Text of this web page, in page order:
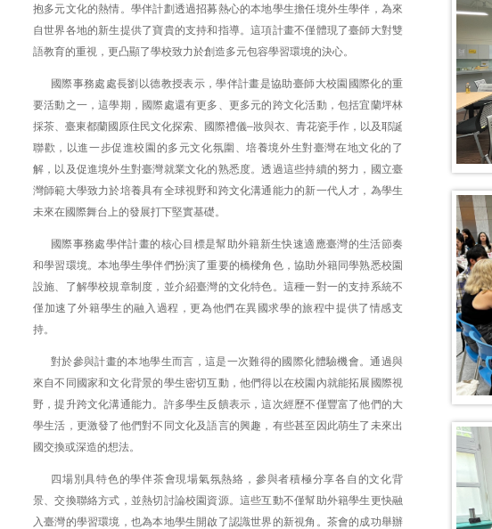
抱多元文化的熱情。學伴計劃透過招募熱心的本地學生擔任境外生學伴，為來
自世界各地的新生提供了寶貴的支持和指導。這項計畫不僅體現了臺師大對雙
語教育的重視，更凸顯了學校致力於創造多元包容學習環境的決心。
國際事務處處長劉以德教授表示，學伴計畫是協助臺師大校園國際化的重
要活動之一，這學期，國際處還有更多、更多元的跨文化活動，包括宜蘭坪林
採茶、臺東都蘭國原住民文化探索、國際禮儀–妝與衣、青花瓷手作，以及耶誕
聯歡，以進一步促進校園的多元文化氛圍、培養境外生對臺灣在地文化的了
解，以及促進境外生對臺灣就業文化的熟悉度。透過這些持續的努力，國立臺
灣師範大學致力於培養具有全球視野和跨文化溝通能力的新一代人才，為學生
未來在國際舞台上的發展打下堅實基礎。
國際事務處學伴計畫的核心目標是幫助外籍新生快速適應臺灣的生活節奏
和學習環境。本地學生學伴們扮演了重要的橋樑角色，協助外籍同學熟悉校園
設施、了解學校規章制度，並介紹臺灣的文化特色。這種一對一的支持系統不
僅加速了外籍學生的融入過程，更為他們在異國求學的旅程中提供了情感支
持。
對於參與計畫的本地學生而言，這是一次難得的國際化體驗機會。通過與
來自不同國家和文化背景的學生密切互動，他們得以在校園內就能拓展國際視
野，提升跨文化溝通能力。許多學生反饋表示，這次經歷不僅豐富了他們的大
學生活，更激發了他們對不同文化及語言的興趣，有些甚至因此萌生了未來出
國交換或深造的想法。
四場別具特色的學伴茶會現場氣氛熱絡，參與者積極分享各自的文化背
景、交換聯絡方式，並熱切討論校園資源。這些互動不僅幫助外籍學生更快融
入臺灣的學習環境，也為本地學生開啟了認識世界的新視角。茶會的成功舉辦